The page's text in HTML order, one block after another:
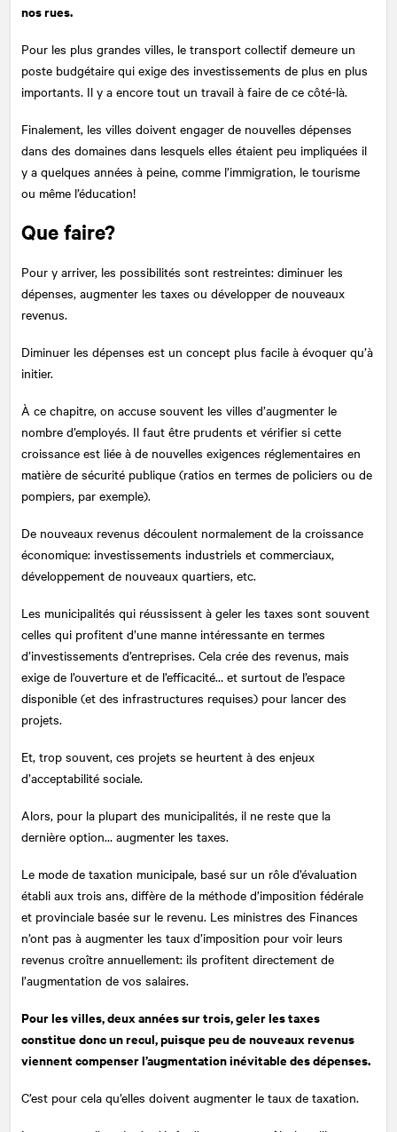
nos rues.
Pour les plus grandes villes, le transport collectif demeure un
poste budgétaire qui exige des investissements de plus en plus
importants. Il y a encore tout un travail à faire de ce côté-là.
Finalement, les villes doivent engager de nouvelles dépenses
dans des domaines dans lesquels elles étaient peu impliquées il
y a quelques années à peine, comme l’immigration, le tourisme
ou même l’éducation!
Que faire?
Pour y arriver, les possibilités sont restreintes: diminuer les
dépenses, augmenter les taxes ou développer de nouveaux
revenus.
Diminuer les dépenses est un concept plus facile à évoquer qu’à
initier.
À ce chapitre, on accuse souvent les villes d’augmenter le
nombre d’employés. Il faut être prudents et vérifier si cette
croissance est liée à de nouvelles exigences réglementaires en
matière de sécurité publique (ratios en termes de policiers ou de
pompiers, par exemple).
De nouveaux revenus découlent normalement de la croissance
économique: investissements industriels et commerciaux,
développement de nouveaux quartiers, etc.
Les municipalités qui réussissent à geler les taxes sont souvent
celles qui profitent d’une manne intéressante en termes
d’investissements d’entreprises. Cela crée des revenus, mais
exige de l’ouverture et de l’efficacité… et surtout de l’espace
disponible (et des infrastructures requises) pour lancer des
projets.
Et, trop souvent, ces projets se heurtent à des enjeux
d’acceptabilité sociale.
Alors, pour la plupart des municipalités, il ne reste que la
dernière option… augmenter les taxes.
Le mode de taxation municipale, basé sur un rôle d’évaluation
établi aux trois ans, diffère de la méthode d’imposition fédérale
et provinciale basée sur le revenu. Les ministres des Finances
n’ont pas à augmenter les taux d’imposition pour voir leurs
revenus croître annuellement: ils profitent directement de
l’augmentation de vos salaires.
Pour les villes, deux années sur trois, geler les taxes
constitue donc un recul, puisque peu de nouveaux revenus
viennent compenser l’augmentation inévitable des dépenses.
C’est pour cela qu’elles doivent augmenter le taux de taxation.